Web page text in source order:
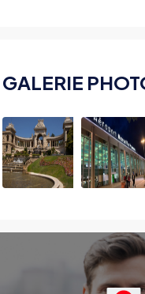
GALERIE